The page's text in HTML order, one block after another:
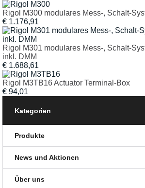
Rigol M300 modulares Mess-, Schalt-
€ 1.176,91
Rigol M301 modulares Mess-, Schalt-
inkl. DMM
€ 1.688,61
Rigol M3TB16 Actuator Terminal-Box
€ 94,01
Kategorien
Produkte
News und Aktionen
Über uns